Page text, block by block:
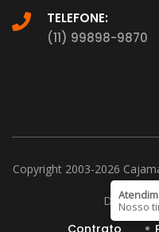
TELEFONE:
(11) 99898-9870
Copyright 2003-2026
CNPJ:
D-U-N-S
Nosso